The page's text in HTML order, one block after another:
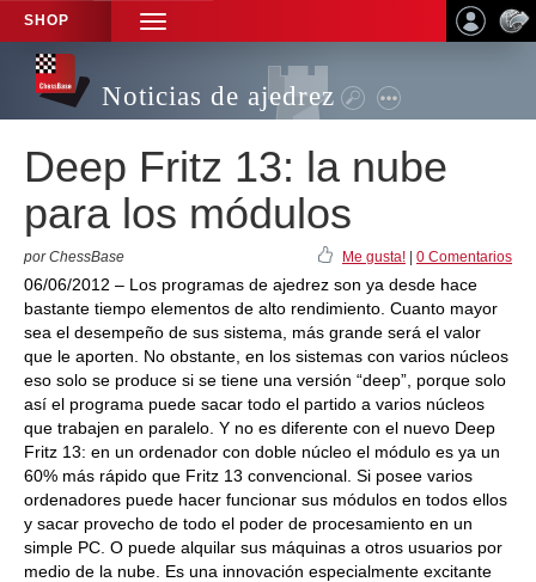
SHOP
TOGGLE
NAVIGATION
Noticias de ajedrez
Deep Fritz 13: la nube
para los módulos
por ChessBase Me gusta! 0 Comentarios
06/06/2012 – Los programas de ajedrez son ya desde hace
bastante tiempo elementos de alto rendimiento. Cuanto mayor
sea el desempeño de sus sistema, más grande será el valor
que le aporten. No obstante, en los sistemas con varios núcleos
eso solo se produce si se tiene una versión “deep”, porque solo
así el programa puede sacar todo el partido a varios núcleos
que trabajen en paralelo. Y no es diferente con el nuevo Deep
Fritz 13: en un ordenador con doble núcleo el módulo es ya un
60% más rápido que Fritz 13 convencional. Si posee varios
ordenadores puede hacer funcionar sus módulos en todos ellos
y sacar provecho de todo el poder de procesamiento en un
simple PC. O puede alquilar sus máquinas a otros usuarios por
medio de la nube. Es una innovación especialmente excitante